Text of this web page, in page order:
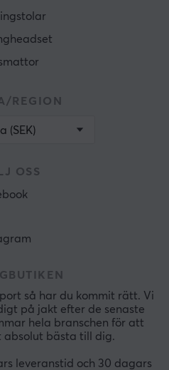
REGION
(SEK)
OSS
så har du kommit rätt. Vi
på jakt efter de senaste
hela branschen för att
absolut bästa till dig.
leveranstid och 30 dagars